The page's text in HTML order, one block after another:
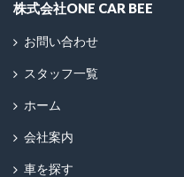
株式会社ONE CAR BEE
お問い合わせ
スタッフ一覧
ホーム
会社案内
車を探す